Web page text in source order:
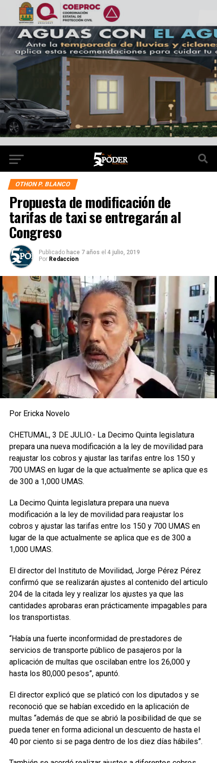
OTHON P. BLANCO
Propuesta de modificación de
tarifas de taxi se entregarán al
Congreso
Publicado hace 7 años el 4 julio, 2019
Por Redaccion
Por Ericka Novelo
CHETUMAL, 3 DE JULIO.- La Decimo Quinta legislatura
prepara una nueva modificación a la ley de movilidad para
reajustar los cobros y ajustar las tarifas entre los 150 y
700 UMAS en lugar de la que actualmente se aplica que es
de 300 a 1,000 UMAS.
La Decimo Quinta legislatura prepara una nueva
modificación a la ley de movilidad para reajustar los
cobros y ajustar las tarifas entre los 150 y 700 UMAS en
lugar de la que actualmente se aplica que es de 300 a
1,000 UMAS.
El director del Instituto de Movilidad, Jorge Pérez Pérez
confirmó que se realizarán ajustes al contenido del articulo
204 de la citada ley y realizar los ajustes ya que las
cantidades aprobaras eran prácticamente impagables para
los transportistas.
“Había una fuerte inconformidad de prestadores de
servicios de transporte público de pasajeros por la
aplicación de multas que oscilaban entre los 26,000 y
hasta los 80,000 pesos”, apuntó.
El director explicó que se platicó con los diputados y se
reconoció que se habían excedido en la aplicación de
multas “además de que se abrió la posibilidad de que se
pueda tener en forma adicional un descuento de hasta el
40 por ciento si se paga dentro de los diez días hábiles”.